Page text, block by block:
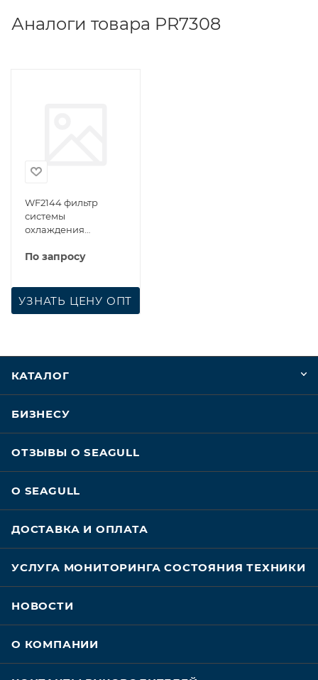
Аналоги товара PR7308
WF2144 фильтр
системы
охлаждения
По запросу
УЗНАТЬ ЦЕНУ ОПТ
КАТАЛОГ
БИЗНЕСУ
ОТЗЫВЫ О SEAGULL
О SEAGULL
ДОСТАВКА И ОПЛАТА
УСЛУГА МОНИТОРИНГА СОСТОЯНИЯ ТЕХНИКИ
НОВОСТИ
О КОМПАНИИ